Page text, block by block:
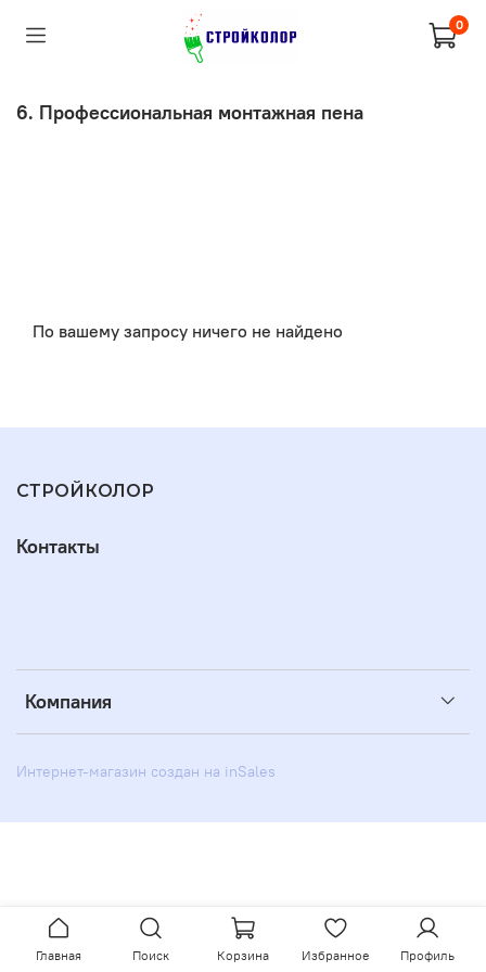
0
6. Профессиональная монтажная пена
По вашему запросу ничего не найдено
СТРОЙКОЛОР
Компания
Контакты
Интернет-магазин создан на inSales
Главная Поиск Корзина Избранное Профиль